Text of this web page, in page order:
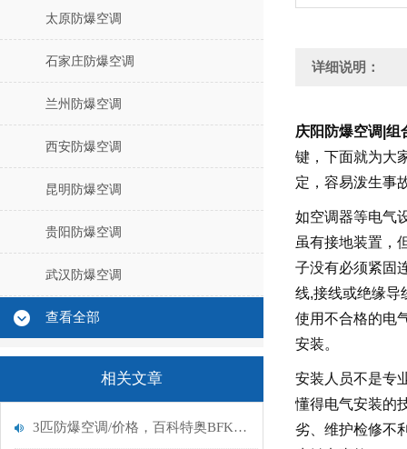
太原防爆空调
石家庄防爆空调
兰州防爆空调
西安防爆空调
昆明防爆空调
贵阳防爆空调
武汉防爆空调
查看全部
相关文章
3匹防爆空调/价格，百科特奥BFKG-7.5,兰州防爆空调
详细说明：
庆阳防爆空调|组
键，下面就为大
定，容易泼生事
如空调器等电气
虽有接地装置，
子没有必须紧固
线,接线或绝缘导
使用不合格的电
安装。
安装人员不是专
懂得电气安装的
劣、维护检修不